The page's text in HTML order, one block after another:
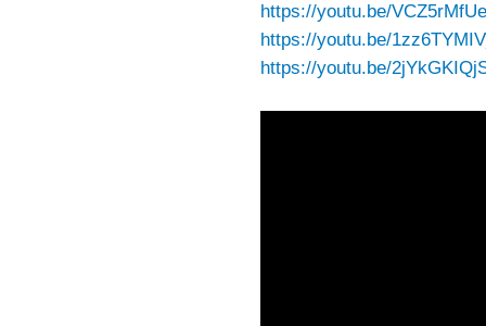
https://youtu.be/
https://youtu.be/
https://youtu.be/